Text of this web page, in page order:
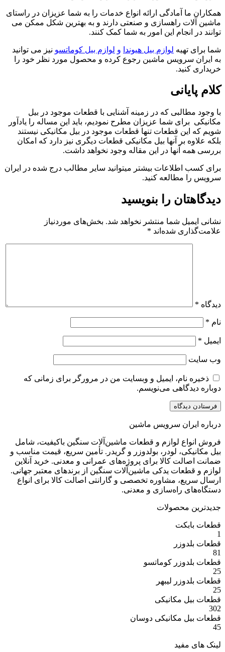
آمادگی ارائه انواع خدمات را به شما عزیزان در راستای
راهسازی و صنعتی دارند و به بهترین شکل ممکن می
این امور به شما کمک کنند.
لوازم بیل هیونداولوازم بیل کوماتسونیز می توانید
ماشین رجوع کرده و محصول مورد نظر خود را
که در زمینه آشنایی با قطعات موجود در بیل
شما عزیزان مطرح نمودیم، باید این مساله را یادآور
قطعات تنها قطعات موجود در بیل مکانیکی نیستند
بر آنها بیل مکانیکی قطعات دیگری نیز دارد که امکان
آنها در این مقاله وجود نخواهد داشت.
بیشتر میتوانید سایر مطالب درج شده در ایران
کنید.
را بنویسید
شما منتشر نخواهد شد.
بخش‌های موردنیاز
شده‌اند*
ایمیل و وبسایت من در مرورگر برای زمانی که
می‌نویسم.
سرویس ماشین
لوازم و قطعات ماشین‌آلات سنگین باکیفیت، شامل
لودر، بولدوزر و گریدر. تأمین سریع، قیمت مناسب و
کالا برای پروژه‌های عمرانی و معدنی. خرید آنلاین
یدکی ماشین‌آلات سنگین از برندهای معتبر جهانی.
مشاوره تخصصی و گارانتی اصالت کالا برای انواع
راه‌سازی و معدنی.
محصولات
کوماتسو
لیبهر
مکانیکی
مکانیکی دوسان